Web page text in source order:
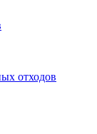
отходов